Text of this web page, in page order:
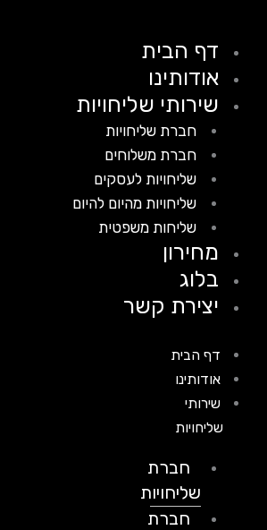
דף הבית
אודותינו
שירותי שליחויות
חברת שליחויות
חברת משלוחים
שליחויות לעסקים
שליחויות מהיום להיום
שליחות משפטית
מחירון
בלוג
יצירת קשר
דף הבית
אודותינו
שירותי
שליחויות
חברת
שליחויות
חברת